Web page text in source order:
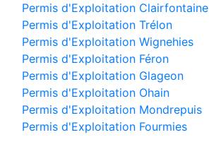
Permis d'Exploitation Clairfontaine
Permis d'Exploitation Trélon
Permis d'Exploitation Wignehies
Permis d'Exploitation Féron
Permis d'Exploitation Glageon
Permis d'Exploitation Ohain
Permis d'Exploitation Mondrepuis
Permis d'Exploitation Fourmies